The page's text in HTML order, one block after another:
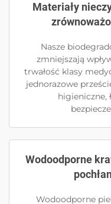
Materiały
Nasze
zmniejszają
trwałość klasy
jednorazowe
higieniczne,
Wodoodporne
Wodoodporne